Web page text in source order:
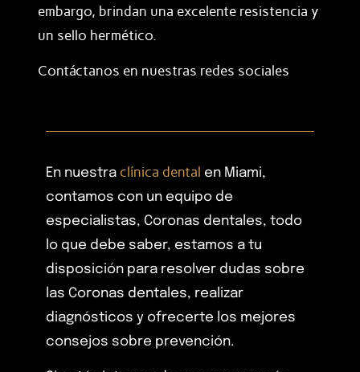
embargo, brindan una excelente resistencia y
un sello hermético.
Contáctanos en nuestras redes sociales
En nuestra clínica dental en Miami,
contamos con un equipo de
especialistas, Coronas dentales, todo
lo que debe saber, estamos a tu
disposición para resolver dudas sobre
las Coronas dentales, realizar
diagnósticos y ofrecerte los mejores
consejos sobre prevención.